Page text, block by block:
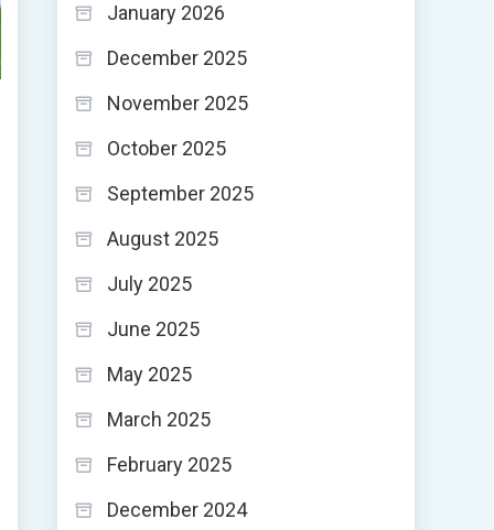
January 2026
December 2025
November 2025
October 2025
September 2025
August 2025
July 2025
June 2025
May 2025
March 2025
February 2025
December 2024